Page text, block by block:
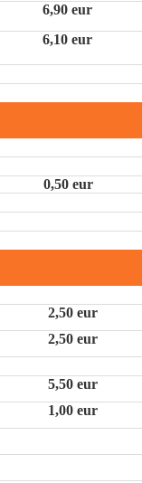
6,90 eur
6,10 eur
0,50 eur
2,50 eur
2,50 eur
5,50 eur
1,00 eur